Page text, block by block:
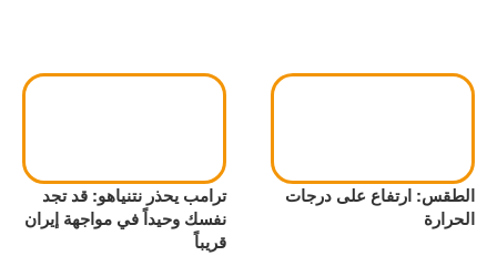
الطقس: ارتفاع على درجات
الحرارة
ترامب يحذر نتنياهو: قد تجد
نفسك وحيداً في مواجهة إيران
قريباً